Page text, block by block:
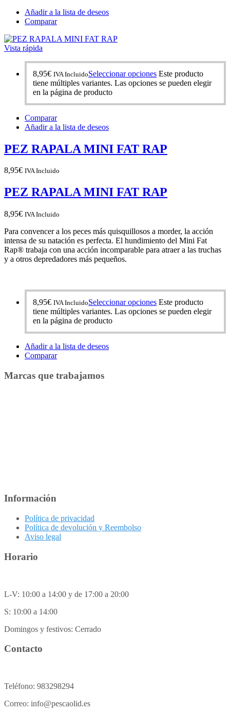
Añadir a la lista de deseos
Comparar
Vista rápida
8,95€ IVA IncluidoSeleccionar opciones Este producto
tiene múltiples variantes. Las opciones se pueden elegir
en la página de producto
Comparar
Añadir a la lista de deseos
PEZ RAPALA MINI FAT RAP
8,95€ IVA Incluido
PEZ RAPALA MINI FAT RAP
8,95€ IVA Incluido
Para convencer a los peces más quisquillosos a morder, la acción
intensa de su natación es perfecta. El hundimiento del Mini Fat
Rap® trabaja con una acción incomparable para atraer a las truchas
y a otros depredadores más pequeños.
8,95€ IVA IncluidoSeleccionar opciones Este producto
tiene múltiples variantes. Las opciones se pueden elegir
en la página de producto
Añadir a la lista de deseos
Comparar
Marcas que trabajamos
Información
Política de privacidad
Política de devolución y Reembolso
Aviso legal
Horario
L-V: 10:00 a 14:00 y de 17:00 a 20:00
S: 10:00 a 14:00
Domingos y festivos: Cerrado
Contacto
Teléfono: 983298294
Correo: info@pescaolid.es